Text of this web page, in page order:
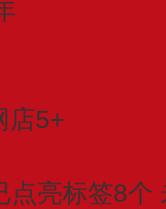
店5+
点亮标签8个